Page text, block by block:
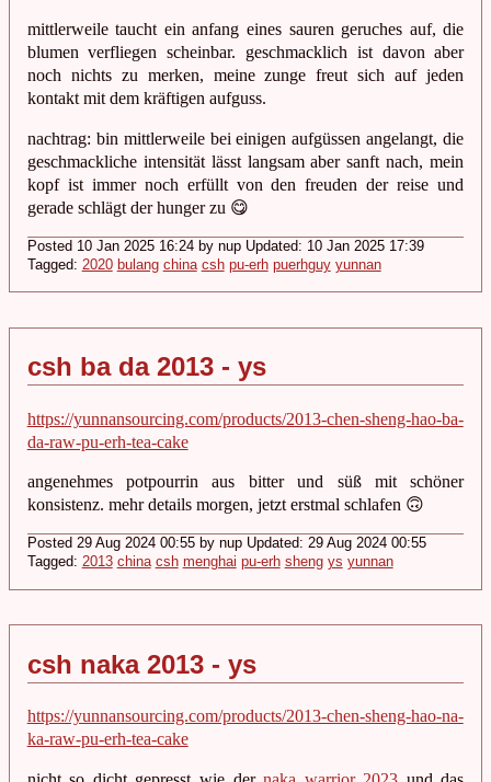
mittlerweile taucht ein anfang eines sauren geruches auf, die
blumen verfliegen scheinbar. geschmacklich ist davon aber
noch nichts zu merken, meine zunge freut sich auf jeden
kontakt mit dem kräftigen aufguss.
nachtrag: bin mittlerweile bei einigen aufgüssen angelangt, die
geschmackliche intensität lässt langsam aber sanft nach, mein
kopf ist immer noch erfüllt von den freuden der reise und
gerade schlägt der hunger zu 😋
Posted 10 Jan 2025 16:24 by nup Updated: 10 Jan 2025 17:39
Tagged: 2020 bulang china csh pu-erh puerhguy yunnan
csh ba da 2013 - ys
https://yunnansourcing.com/products/2013-chen-sheng-hao-ba-
da-raw-pu-erh-tea-cake
angenehmes potpourrin aus bitter und süß mit schöner
konsistenz. mehr details morgen, jetzt erstmal schlafen 🙃
Posted 29 Aug 2024 00:55 by nup Updated: 29 Aug 2024 00:55
Tagged: 2013 china csh menghai pu-erh sheng ys yunnan
csh naka 2013 - ys
https://yunnansourcing.com/products/2013-chen-sheng-hao-na-
ka-raw-pu-erh-tea-cake